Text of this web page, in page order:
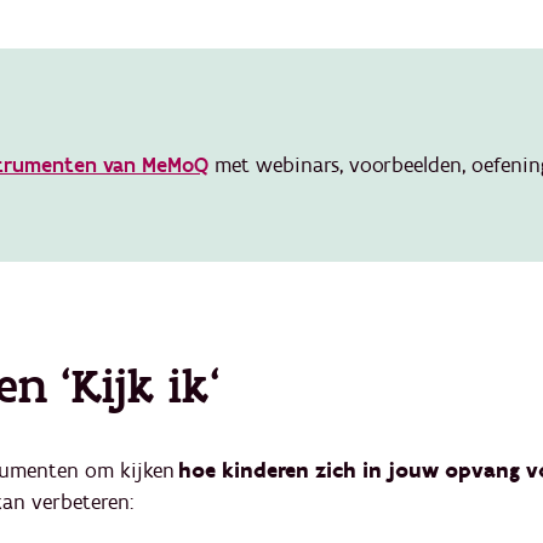
van MeMoQ met webinars, voorbeelden,
'Kijk ik'
om kijken hoe kinderen zich in jouw opvang
verbeteren: